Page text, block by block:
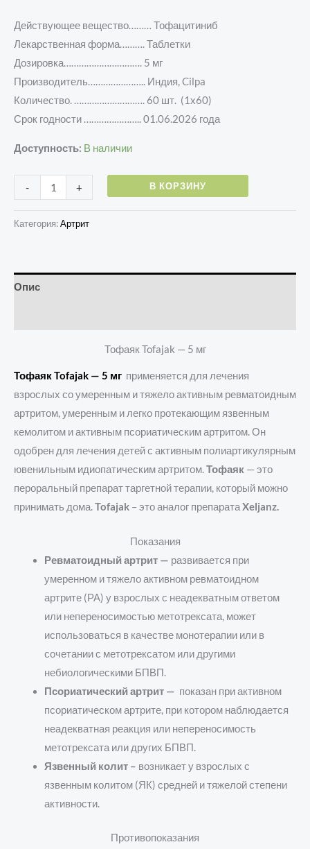
Действующее вещество……… Тофацитиниб
Лекарственная форма………. Таблетки
Дозировка…………………………. 5 мг
Производитель………………….. Индия, Cilpa
Количество. ………………………. 60 шт. (1х60)
Срок годности ………………….. 01.06.2026 года
Доступность: В наличии
- + В КОРЗИНУ
Категория:Артрит
Опис
Тофаяк Tofajak — 5 мг
Тофаяк Tofajak — 5 мг применяется для лечения
взрослых со умеренным и тяжело активным ревматоидным
артритом, умеренным и легко протекающим язвенным
кемолитом и активным псориатическим артритом. Он
одобрен для лечения детей с активным полиартикулярным
ювенильным идиопатическим артритом.Тофаяк — это
пероральный препарат таргетной терапии, который можно
принимать дома.Tofajak – это аналог препаратаXeljanz.
Показания
Ревматоидный артрит — развивается при
умеренном и тяжело активном ревматоидном
артрите (РА) у взрослых с неадекватным ответом
или непереносимостью метотрексата, может
использоваться в качестве монотерапии или в
сочетании с метотрексатом или другими
небиологическими БПВП.
Псориатический артрит — показан при активном
псориатическом артрите, при котором наблюдается
неадекватная реакция или непереносимость
метотрексата или других БПВП.
Язвенный колит – возникает у взрослых с
язвенным колитом (ЯК) средней и тяжелой степени
активности.
Противопоказания